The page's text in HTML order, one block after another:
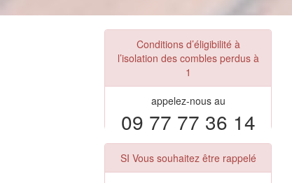
Conditions d’éligibilité à
l’isolation des combles perdus à
1
appelez-nous au
09 77 77 36 14
SI Vous souhaitez être rappelé